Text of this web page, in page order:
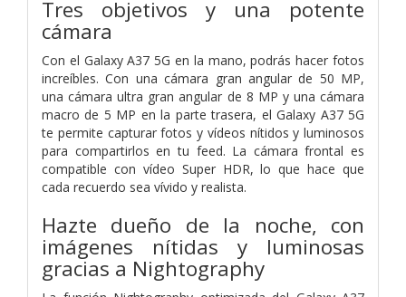
Tres objetivos y una potente
cámara
Con el Galaxy A37 5G en la mano, podrás hacer fotos
increíbles. Con una cámara gran angular de 50 MP,
una cámara ultra gran angular de 8 MP y una cámara
macro de 5 MP en la parte trasera, el Galaxy A37 5G
te permite capturar fotos y vídeos nítidos y luminosos
para compartirlos en tu feed. La cámara frontal es
compatible con vídeo Super HDR, lo que hace que
cada recuerdo sea vívido y realista.
Hazte dueño de la noche, con
imágenes nítidas y luminosas
gracias a Nightography